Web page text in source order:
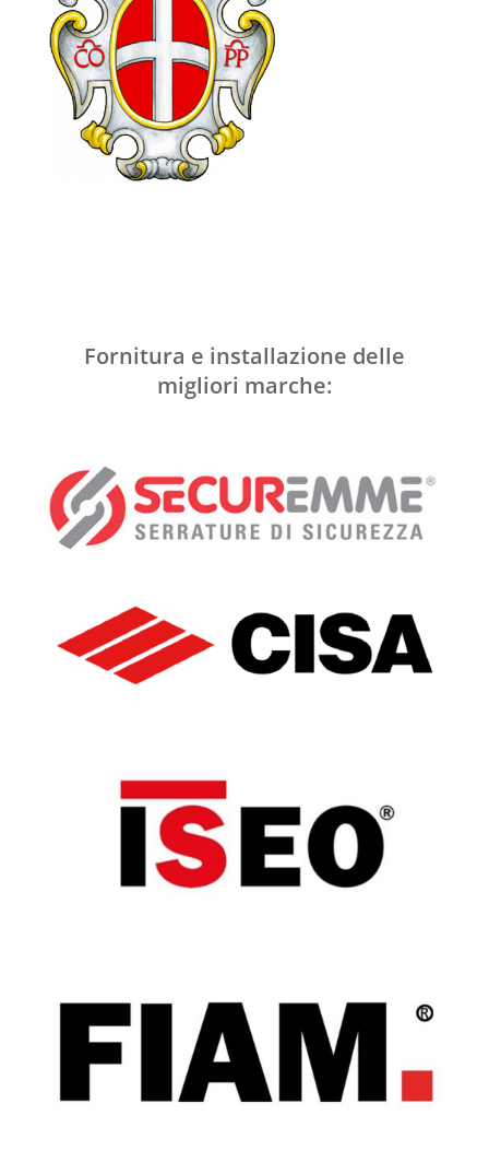
Fornitura e installazione delle
migliori marche: